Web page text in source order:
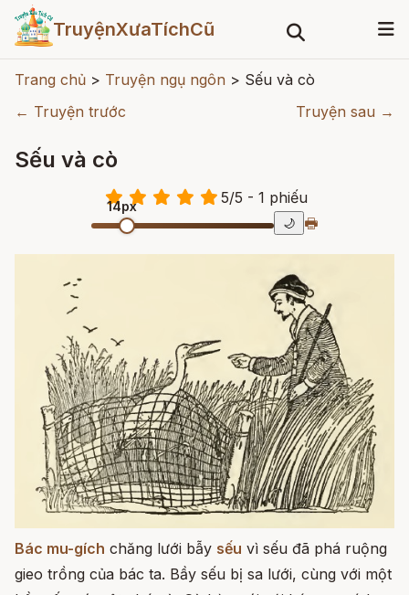
TruyệnXưaTíchCũ
Trang chủ > Truyện ngụ ngôn > Sếu và cò
← Truyện trước
Truyện sau →
Sếu và cò
5/5 - 1 phiếu
14px
🌙 🖶
Bác mu-gích chăng lưới bẫy sếu vì sếu đã phá ruộng
gieo trồng của bác ta. Bầy sếu bị sa lưới, cùng với một